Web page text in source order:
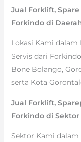
Jual Forklift,
Forkindo di
Lokasi Kami dalam
Servis dari
Bone Bolango,
serta Kota
Jual Forklift,
Forkindo di
Sektor Kami